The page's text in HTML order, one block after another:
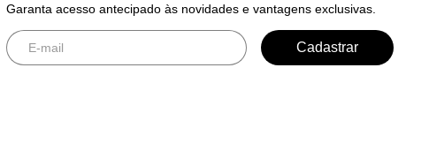
Garanta acesso antecipado às novidades e vantagens exclusivas.